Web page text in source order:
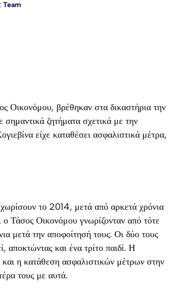
Team
Οικονόμου, βρέθηκαν στα δικαστήρια την
ζητήματα σχετικά με την
είχε καταθέσει ασφαλιστικά μέτρα,
το 2014, μετά από αρκετά χρόνια
ο Τάσος Οικονόμου γνωρίζονταν από τότε
μετά την αποφοίτησή τους. Οι δύο τους
αποκτώντας και ένα τρίτο παιδί. Η
και η κατάθεση ασφαλιστικών μέτρων στην
τους με αυτά.